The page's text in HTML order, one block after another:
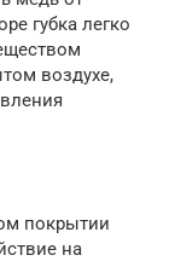
губка легко
воздухе,
покрытии
на